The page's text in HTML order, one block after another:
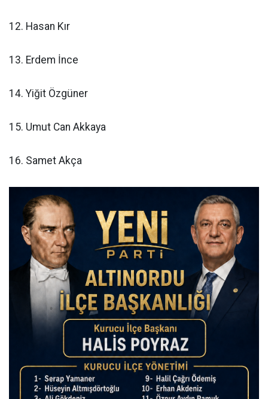
12. Hasan Kır
13. Erdem İnce
14. Yiğit Özgüner
15. Umut Can Akkaya
16. Samet Akça